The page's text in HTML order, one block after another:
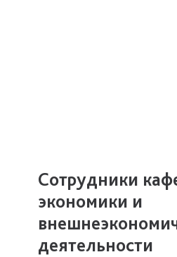
Сотрудники
экономики и
деятельности